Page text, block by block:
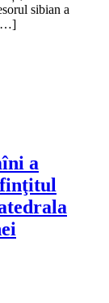
sibian a
[…]
a